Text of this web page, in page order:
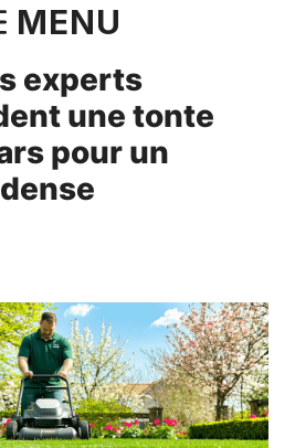
MENU
experts
une tonte
pour un